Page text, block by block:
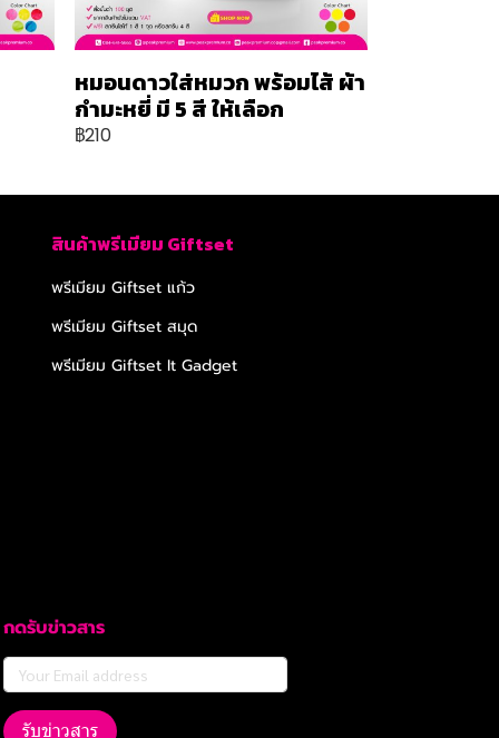
หมอนดาวใส่หมวก พร้อมไส้ ผ้า
กำมะหยี่ มี 5 สี ให้เลือก
฿210
สินค้าพรีเมียม Giftset
พรีเมียม Giftset แก้ว
พรีเมียม Giftset สมุด
พรีเมียม Giftset It Gadget
กดรับข่าวสาร
รับข่าวสาร